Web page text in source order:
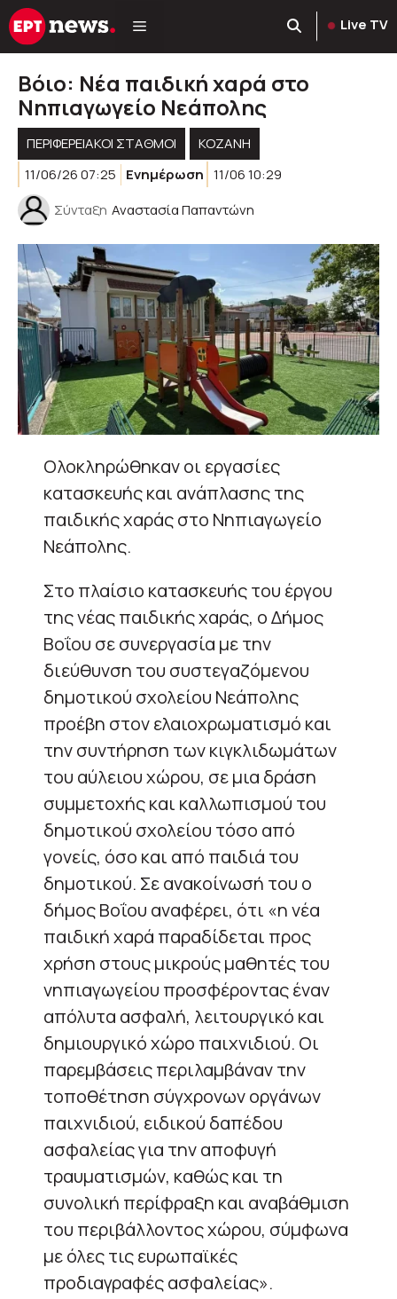
Μετάβαση
σε
Live TV
Βόιο: Νέα παιδική χαρά στο
Νηπιαγωγείο Νεάπολης
ΠΕΡΙΦΕΡΕΙΑΚΟΊ ΣΤΑΘΜΟΊ
KOZANH
11/06/26 07:25
Ενημέρωση 11/06 10:29
Σύνταξη Αναστασία Παπαντώνη
Ολοκληρώθηκαν οι εργασίες
κατασκευής και ανάπλασης της
παιδικής χαράς στο Νηπιαγωγείο
Νεάπολης.
Στο πλαίσιο κατασκευής του έργου
της νέας παιδικής χαράς, ο Δήμος
Βοΐου σε συνεργασία με την
διεύθυνση του συστεγαζόμενου
δημοτικού σχολείου Νεάπολης
προέβη στον ελαιοχρωματισμό και
την συντήρηση των κιγκλιδωμάτων
του αύλειου χώρου, σε μια δράση
συμμετοχής και καλλωπισμού του
δημοτικού σχολείου τόσο από
γονείς, όσο και από παιδιά του
δημοτικού. Σε ανακοίνωσή του ο
δήμος Βοΐου αναφέρει, ότι «η νέα
παιδική χαρά παραδίδεται προς
χρήση στους μικρούς μαθητές του
νηπιαγωγείου προσφέροντας έναν
απόλυτα ασφαλή, λειτουργικό και
δημιουργικό χώρο παιχνιδιού. Οι
παρεμβάσεις περιλαμβάναν την
τοποθέτηση σύγχρονων οργάνων
παιχνιδιού, ειδικού δαπέδου
ασφαλείας για την αποφυγή
τραυματισμών, καθώς και τη
συνολική περίφραξη και αναβάθμιση
του περιβάλλοντος χώρου, σύμφωνα
με όλες τις ευρωπαϊκές
προδιαγραφές ασφαλείας».